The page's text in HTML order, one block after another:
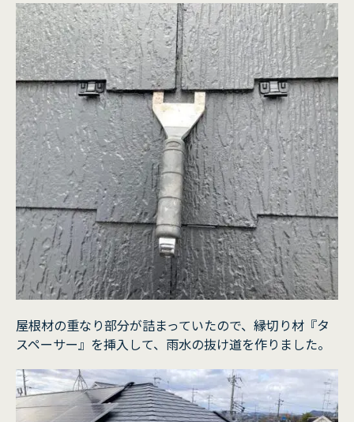
屋根材の重なり部分が詰まっていたので、縁切り材『タ
スペーサー』を挿入して、雨水の抜け道を作りました。